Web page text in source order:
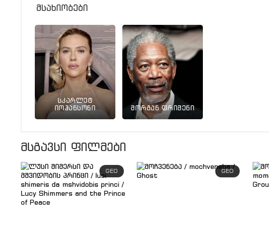
მსახიობები
სკარლეტ
იოჰანსონი
მორგან ფრიმენი
მსგავსი ფილმები
GEO GEO